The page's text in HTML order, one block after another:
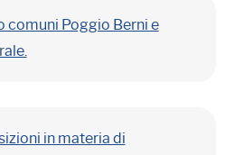
comuni Poggio Berni e
in materia di